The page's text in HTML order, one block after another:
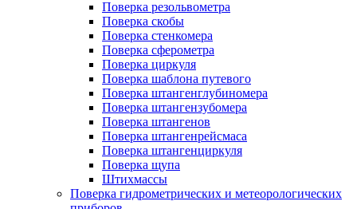
Поверка резольвометра
Поверка скобы
Поверка стенкомера
Поверка сферометра
Поверка циркуля
Поверка шаблона путевого
Поверка штангенглубиномера
Поверка штангензубомера
Поверка штангенов
Поверка штангенрейсмаса
Поверка штангенциркуля
Поверка щупа
Штихмассы
Поверка гидрометрических и метеорологических